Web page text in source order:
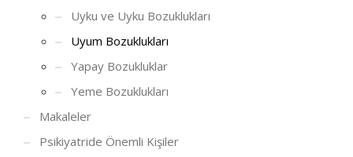
Uyku ve Uyku Bozuklukları
Uyum Bozuklukları
Yapay Bozukluklar
Yeme Bozuklukları
Makaleler
Psikiyatride Önemli Kişiler